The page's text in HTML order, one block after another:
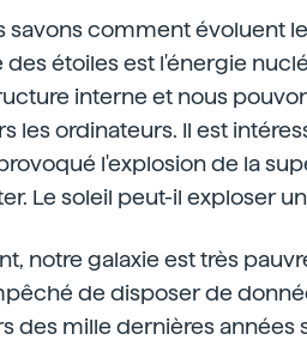
savons comment évoluent
étoiles est l'énergie
interne et nous
les ordinateurs. Il est
l'explosion de la
Le soleil peut-il exploser
notre galaxie est très
de disposer de
des mille dernières